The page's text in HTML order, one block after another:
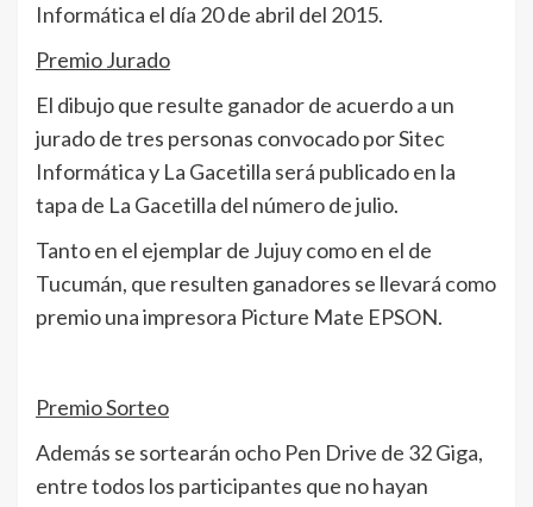
Informática el día 20 de abril del 2015.
Premio Jurado
El dibujo que resulte ganador de acuerdo a un
jurado de tres personas convocado por Sitec
Informática y La Gacetilla será publicado en la
tapa de La Gacetilla del número de julio.
Tanto en el ejemplar de Jujuy como en el de
Tucumán, que resulten ganadores se llevará como
premio una impresora Picture Mate EPSON.
Premio Sorteo
Además se sortearán ocho Pen Drive de 32 Giga,
entre todos los participantes que no hayan